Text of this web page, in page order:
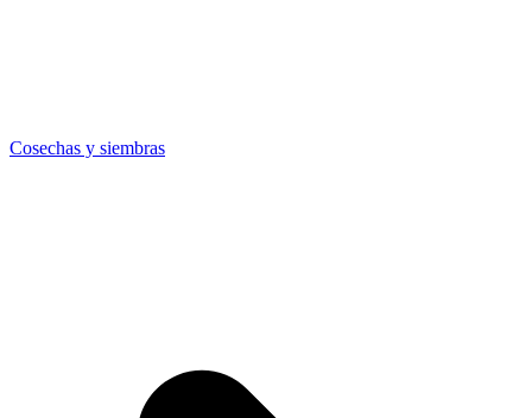
Cosechas y siembras